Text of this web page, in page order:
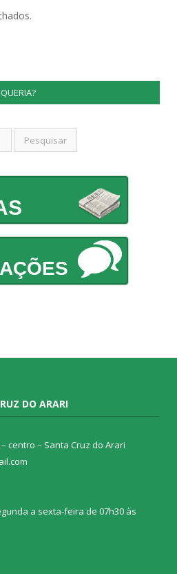
DO ARARI
centro – Santa Cruz do Arari
a sexta-feira de 07h30 às